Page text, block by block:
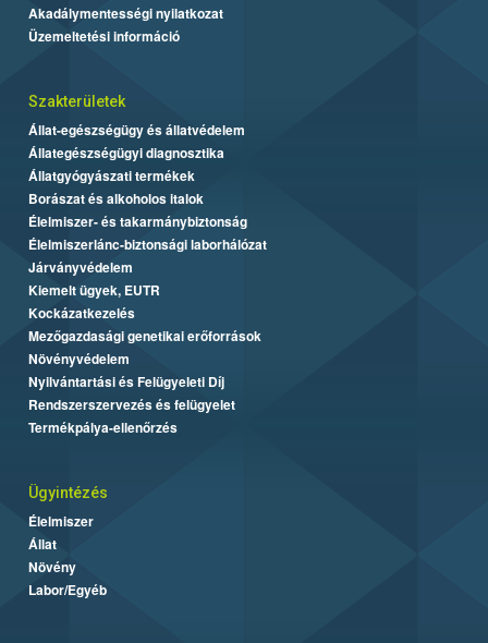
Akadálymentességi nyilatkozat
Üzemeltetési információ
Szakterületek
Állat-egészségügy és állatvédelem
Állategészségügyi diagnosztika
Állatgyógyászati termékek
Borászat és alkoholos italok
Élelmiszer- és takarmánybiztonság
Élelmiszerlánc-biztonsági laborhálózat
Járványvédelem
Kiemelt ügyek, EUTR
Kockázatkezelés
Mezőgazdasági genetikai erőforrások
Növényvédelem
Nyilvántartási és Felügyeleti Díj
Rendszerszervezés és felügyelet
Termékpálya-ellenőrzés
Ügyintézés
Élelmiszer
Állat
Növény
Labor/Egyéb